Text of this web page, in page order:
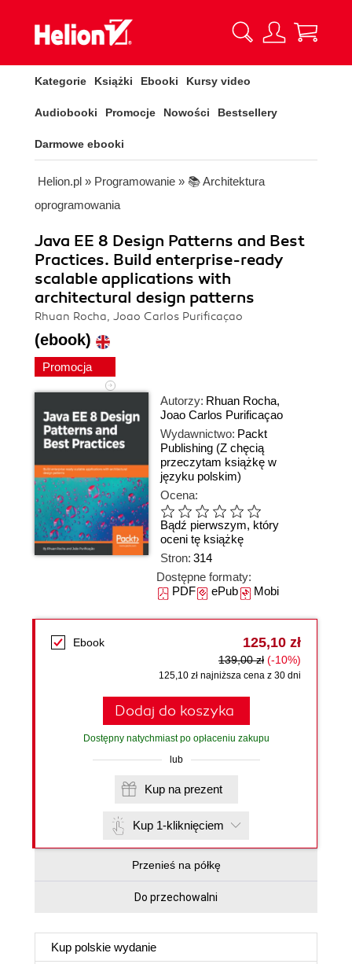
Kategorie Książki Ebooki Kursy video
Audiobooki Promocje Nowości Bestsellery
Darmowe ebooki
Helion.pl » Programowanie » 📚 Architektura
oprogramowania
Java EE 8 Design Patterns and Best
Practices. Build enterprise-ready
scalable applications with
architectural design patterns
Rhuan Rocha, Joao Carlos Purificaçao
(ebook)
Promocja
Autorzy: Rhuan Rocha,
Joao Carlos Purificaçao
Wydawnictwo: Packt
Publishing (Z chęcią
przeczytam książkę w
języku polskim)
Ocena:
Bądź pierwszym, który
oceni tę książkę
Stron: 314
Dostępne formaty:
PDFePubMobi
Ebook 125,10 zł
139,00 zł (-10%)
125,10 zł najniższa cena z 30 dni
Dodaj do koszyka
Dostępny natychmiast po opłaceniu zakupu
lub
Kup na prezent
Kup 1-kliknięciem
Przenieś na półkę
Do przechowalni
Kup polskie wydanie